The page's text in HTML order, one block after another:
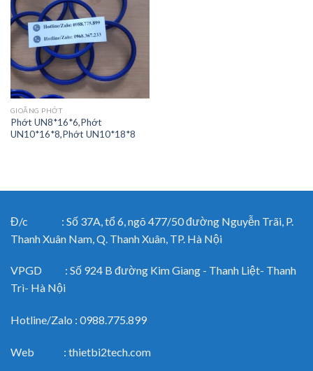
GIOĂNG PHỚT
Phớt UN8*16*6,Phớt
UN10*16*8,Phớt UN10*18*8
Đ/c : Số 37A, tổ 6, ngõ 477/50 đường Nguyễn Trãi, P.
Thanh Xuân Nam, Q. Thanh Xuân, TP. Hà Nội
VPGD : Số 924 B đường Kim Giang - Thanh Liệt- Thanh
Trì- Hà Nội
Hotline/Zalo : 0988.775.899
Web : thietbi2tech.com